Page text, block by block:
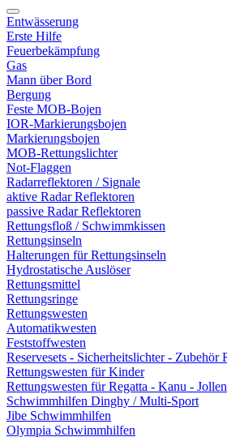
Entwässerung
Erste Hilfe
Feuerbekämpfung
Gas
Mann über Bord
Bergung
Feste MOB-Bojen
IOR-Markierungsbojen
Markierungsbojen
MOB-Rettungslichter
Not-Flaggen
Radarreflektoren / Signale
aktive Radar Reflektoren
passive Radar Reflektoren
Rettungsfloß / Schwimmkissen
Rettungsinseln
Halterungen für Rettungsinseln
Hydrostatische Auslöser
Rettungsmittel
Rettungsringe
Rettungswesten
Automatikwesten
Feststoffwesten
Reservesets - Sicherheitslichter - Zubehör
Rettungswesten für Kinder
Rettungswesten für Regatta - Kanu - Jollen
Schwimmhilfen Dinghy / Multi-Sport
Jibe Schwimmhilfen
Olympia Schwimmhilfen